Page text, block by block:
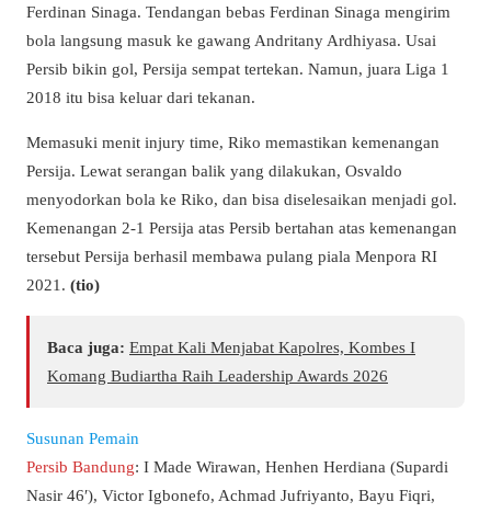
Ferdinan Sinaga. Tendangan bebas Ferdinan Sinaga mengirim
bola langsung masuk ke gawang Andritany Ardhiyasa. Usai
Persib bikin gol, Persija sempat tertekan. Namun, juara Liga 1
2018 itu bisa keluar dari tekanan.
Memasuki menit injury time, Riko memastikan kemenangan
Persija. Lewat serangan balik yang dilakukan, Osvaldo
menyodorkan bola ke Riko, dan bisa diselesaikan menjadi gol.
Kemenangan 2-1 Persija atas Persib bertahan atas kemenangan
tersebut Persija berhasil membawa pulang piala Menpora RI
2021. (tio)
Baca juga: Empat Kali Menjabat Kapolres, Kombes I
Komang Budiartha Raih Leadership Awards 2026
Susunan Pemain
Persib Bandung: I Made Wirawan, Henhen Herdiana (Supardi
Nasir 46′), Victor Igbonefo, Achmad Jufriyanto, Bayu Fiqri,